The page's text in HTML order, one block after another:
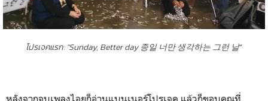
โปรเจคแรก: "Sunday, Better day 종일 너만 생각하는 그런 날"
หลังจากจบเพลงไอยูก็อ่านแบนเนอร์โปรเจค แล้วก็ขอบคุณที่